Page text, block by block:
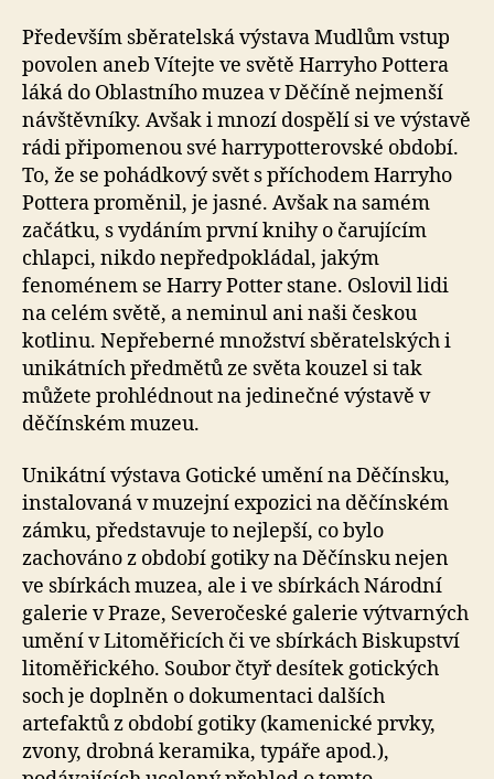
Především sběratelská výstava Mudlům vstup
povolen aneb Vítejte ve světě Harryho Pottera
láká do Oblastního muzea v Děčíně nejmenší
návštěvníky. Avšak i mnozí dospělí si ve výstavě
rádi připomenou své harrypotterovské období.
To, že se pohádkový svět s příchodem Harryho
Pottera proměnil, je jasné. Avšak na samém
začátku, s vydáním první knihy o čarujícím
chlapci, nikdo nepředpokládal, jakým
fenoménem se Harry Potter stane. Oslovil lidi
na celém světě, a neminul ani naši českou
kotlinu. Nepřeberné množství sběratelských i
unikátních předmětů ze světa kouzel si tak
můžete prohlédnout na jedinečné výstavě v
děčínském muzeu.
Unikátní výstava Gotické umění na Děčínsku,
instalovaná v muzejní expozici na děčínském
zámku, představuje to nejlepší, co bylo
zachováno z období gotiky na Děčínsku nejen
ve sbírkách muzea, ale i ve sbírkách Národní
galerie v Praze, Severočeské galerie výtvarných
umění v Litoměřicích či ve sbírkách Biskupství
litoměřického. Soubor čtyř desítek gotických
soch je doplněn o dokumentaci dalších
artefaktů z období gotiky (kamenické prvky,
zvony, drobná keramika, typáře apod.),